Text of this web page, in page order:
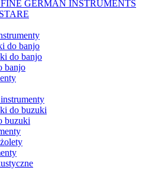
GERMAN INSTRUMENTS
do banjo
do banjo
banjo
do buzuki
buzuki